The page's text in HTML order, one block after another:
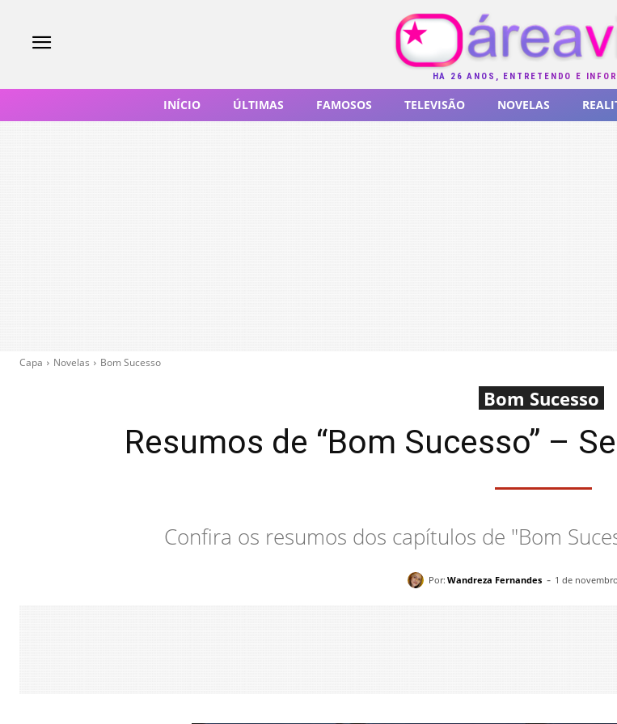
HÁ 26 ANOS, ENTRETENDO E
INÍCIO ÚLTIMAS FAMOSOS TELEVISÃO NOVELAS
Capa Novelas Bom Sucesso
Bom Sucesso
Resumos de “Bom Sucesso” –
Confira os resumos dos capítulos de "Bom
Por: Wandreza Fernandes - 1 de